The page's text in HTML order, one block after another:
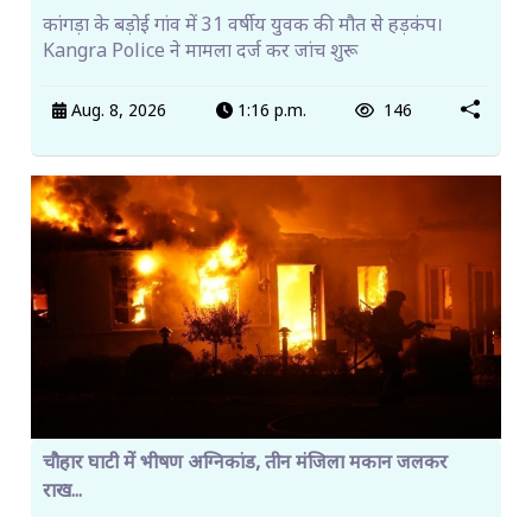
कांगड़ा के बड़ोई गांव में 31 वर्षीय युवक की मौत से हड़कंप।
Kangra Police ने मामला दर्ज कर जांच शुरू
Aug. 8, 2026 1:16 p.m. 146
चौहार घाटी में भीषण अग्निकांड, तीन मंजिला मकान जलकर
राख...